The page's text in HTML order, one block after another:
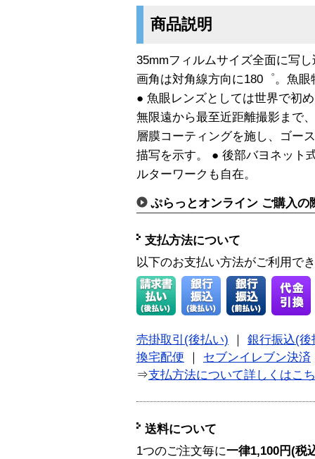
商品説明
35mmフィルムサイズ全面に写
画角は対角線方向に180゜。魚
● 魚眼レンズとしては世界で初
無限遠から最至近距離撮影まで
層膜コーティングを施し、ゴー
描写を示す。 ● 後部バヨネット
ルターワークも自在。
ぷらっとオンライン ご購入の
支払方法について
以下のお支払い方法がご利用で
売掛取引(後払い)
銀行振込(後
換宅配便
セブンイレブン決済
⇒支払方法について詳しくはこ
送料について
1つのご注文毎に一律1,100円(税